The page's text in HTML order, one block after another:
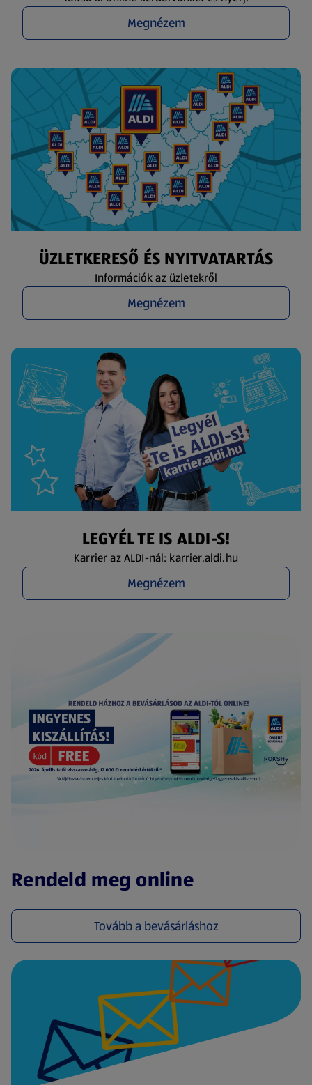
Megnézem
ÜZLETKERESŐ ÉS NYITVATARTÁS
Információk az üzletekről
Megnézem
LEGYÉL TE IS ALDI-S!
Karrier az ALDI-nál: karrier.aldi.hu
Megnézem
Rendeld meg online
Tovább a bevásárláshoz
(új oldalon nyílik meg)